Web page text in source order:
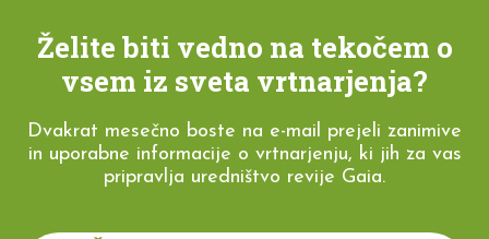
Želite biti vedno na tekočem o
vsem iz sveta vrtnarjenja?
Dvakrat mesečno boste na e-mail prejeli zanimive
in uporabne informacije o vrtnarjenju, ki jih za vas
pripravlja uredništvo revije Gaia.